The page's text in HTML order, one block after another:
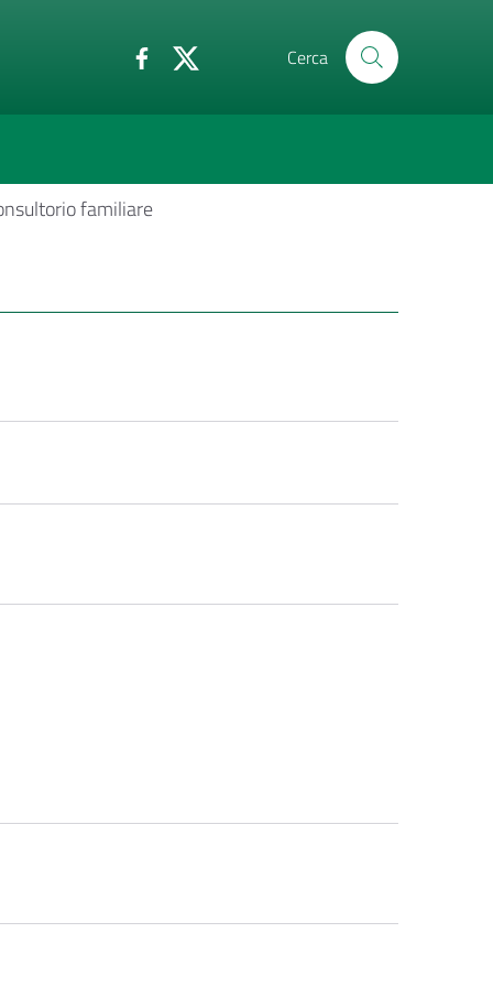
Cerca
familiare